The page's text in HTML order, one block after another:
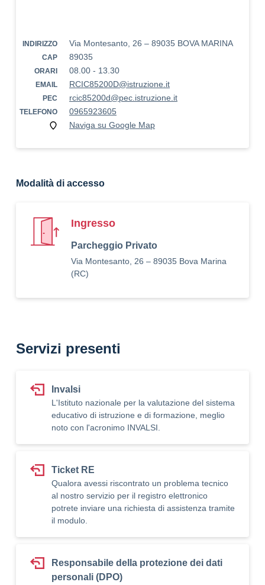
INDIRIZZO Via Montesanto, 26 – 89035 BOVA MARINA
CAP 89035
ORARI 08.00 - 13.30
EMAIL RCIC85200D@istruzione.it
PEC rcic85200d@pec.istruzione.it
TELEFONO
0965923605
Naviga su Google Map
Modalità di accesso
Ingresso
Parcheggio Privato
Via Montesanto, 26 – 89035 Bova Marina
(RC)
Servizi presenti
Invalsi
L'Istituto nazionale per la valutazione del sistema
educativo di istruzione e di formazione, meglio
noto con l'acronimo INVALSI.
Ticket RE
Qualora avessi riscontrato un problema tecnico
al nostro servizio per il registro elettronico
potrete inviare una richiesta di assistenza tramite
il modulo.
Responsabile della protezione dei dati
personali (DPO)